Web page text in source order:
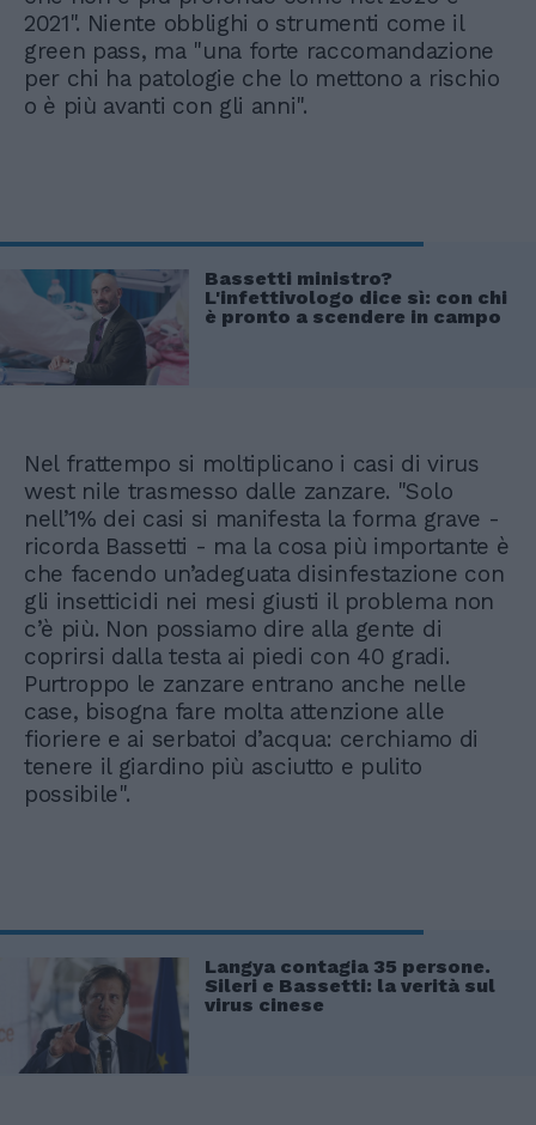
2021". Niente obblighi o strumenti come il
green pass, ma "una forte raccomandazione
per chi ha patologie che lo mettono a rischio
o è più avanti con gli anni".
Bassetti ministro?
L'infettivologo dice sì: con chi
è pronto a scendere in campo
Nel frattempo si moltiplicano i casi di virus
west nile trasmesso dalle zanzare. "Solo
nell’1% dei casi si manifesta la forma grave -
ricorda Bassetti - ma la cosa più importante è
che facendo un’adeguata disinfestazione con
gli insetticidi nei mesi giusti il problema non
c’è più. Non possiamo dire alla gente di
coprirsi dalla testa ai piedi con 40 gradi.
Purtroppo le zanzare entrano anche nelle
case, bisogna fare molta attenzione alle
fioriere e ai serbatoi d’acqua: cerchiamo di
tenere il giardino più asciutto e pulito
possibile".
Langya contagia 35 persone.
Sileri e Bassetti: la verità sul
virus cinese